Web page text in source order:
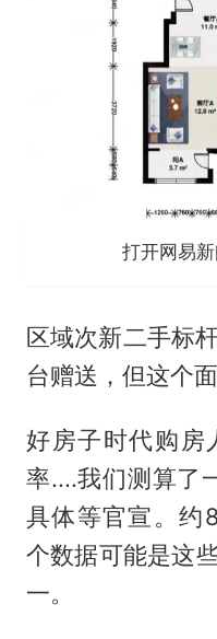
打开网易
区域次新二手标
台赠送，但这个面
好房子时代购房
率....我们测算了
具体等官宣。约
个数据可能是这
一。